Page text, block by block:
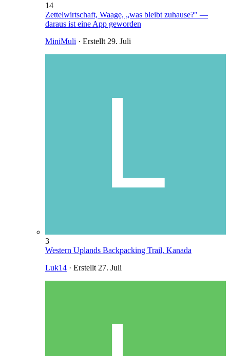
14
Zettelwirtschaft, Waage, „was bleibt zuhause?" —
daraus ist eine App geworden
MiniMuli · Erstellt 29. Juli
3
Western Uplands Backpacking Trail, Kanada
Luk14 · Erstellt 27. Juli